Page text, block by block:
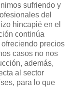
sufriendo y
del
hincapié en el
continúa
precios
casos no nos
además,
al sector
para lo que